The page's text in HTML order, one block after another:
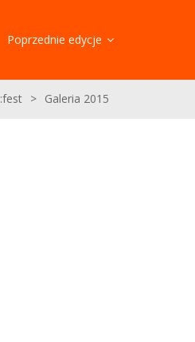
Poprzednie edycje
> Galeria 2015